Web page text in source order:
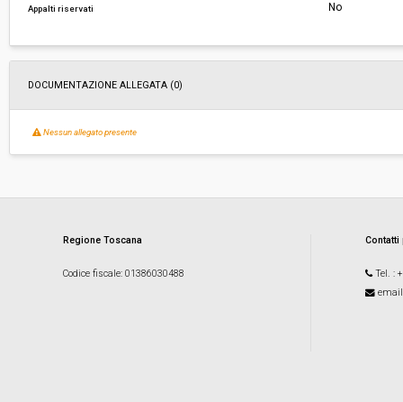
Appalti riservati No
DOCUMENTAZIONE ALLEGATA (0)
Nessun allegato presente
Regione Toscana
Codice fiscale: 01386030488 Tel. :
email